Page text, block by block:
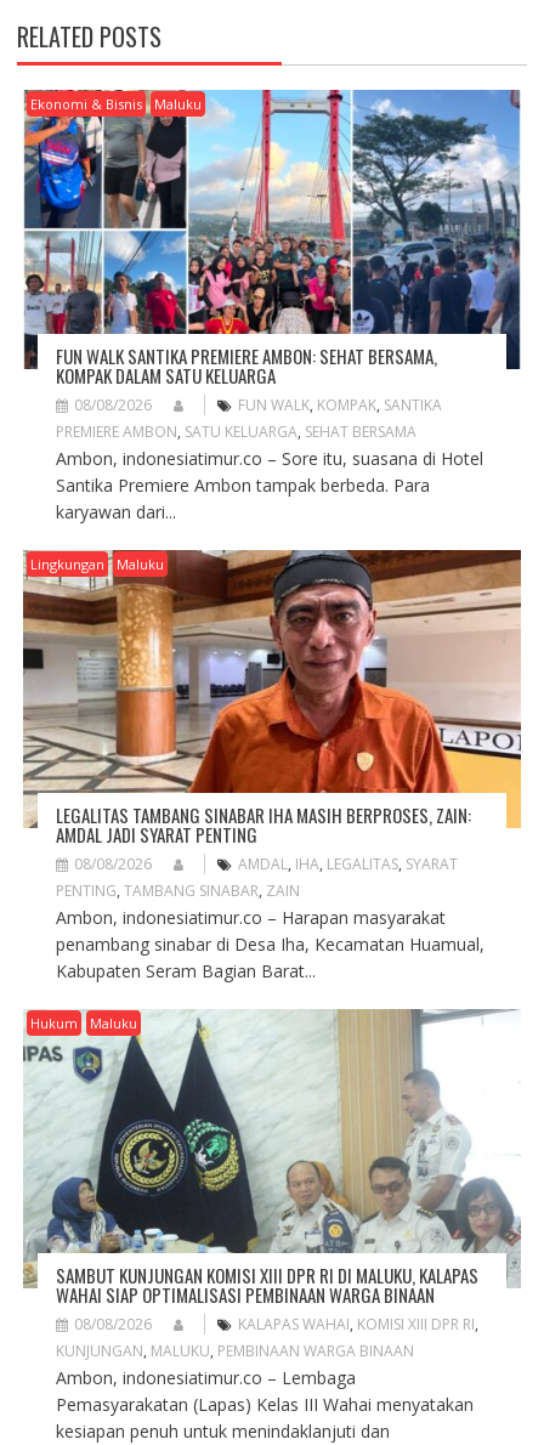
A
V
I
G
A
T
N
RELATED POSTS
Ekonomi & Bisnis Maluku
FUN WALK SANTIKA PREMIERE AMBON: SEHAT BERSAMA,
KOMPAK DALAM SATU KELUARGA
08/08/2026 FUN WALK, KOMPAK, SANTIKA
PREMIERE AMBON, SATU KELUARGA, SEHAT BERSAMA
Ambon, indonesiatimur.co – Sore itu, suasana di Hotel
Santika Premiere Ambon tampak berbeda. Para
karyawan dari...
Lingkungan Maluku
LEGALITAS TAMBANG SINABAR IHA MASIH BERPROSES, ZAIN:
AMDAL JADI SYARAT PENTING
08/08/2026 AMDAL, IHA, LEGALITAS, SYARAT
PENTING, TAMBANG SINABAR, ZAIN
Ambon, indonesiatimur.co – Harapan masyarakat
penambang sinabar di Desa Iha, Kecamatan Huamual,
Kabupaten Seram Bagian Barat...
Hukum Maluku
SAMBUT KUNJUNGAN KOMISI XIII DPR RI DI MALUKU, KALAPAS
WAHAI SIAP OPTIMALISASI PEMBINAAN WARGA BINAAN
08/08/2026 KALAPAS WAHAI, KOMISI XIII DPR RI,
KUNJUNGAN, MALUKU, PEMBINAAN WARGA BINAAN
Ambon, indonesiatimur.co – Lembaga
Pemasyarakatan (Lapas) Kelas III Wahai menyatakan
kesiapan penuh untuk menindaklanjuti dan